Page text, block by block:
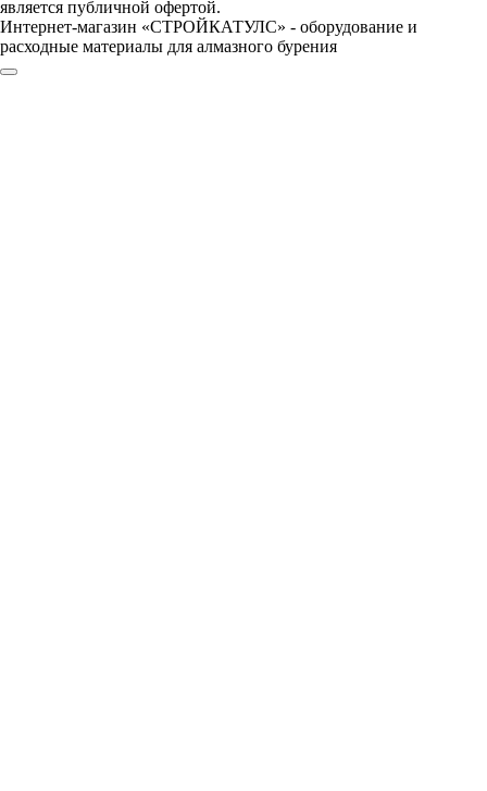
является публичной офертой.
Интернет-магазин «СТРОЙКАТУЛС» - оборудование и
расходные материалы для алмазного бурения